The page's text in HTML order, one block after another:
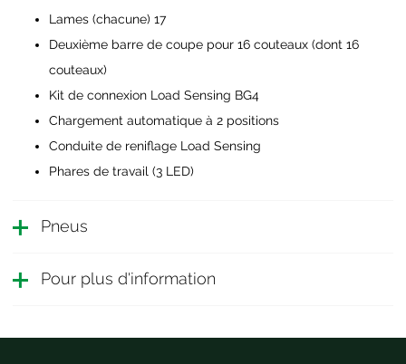
Lames (chacune) 17
Deuxième barre de coupe pour 16 couteaux (dont 16
couteaux)
Kit de connexion Load Sensing BG4
Chargement automatique à 2 positions
Conduite de reniflage Load Sensing
Phares de travail (3 LED)
Pneus
Pour plus d'information